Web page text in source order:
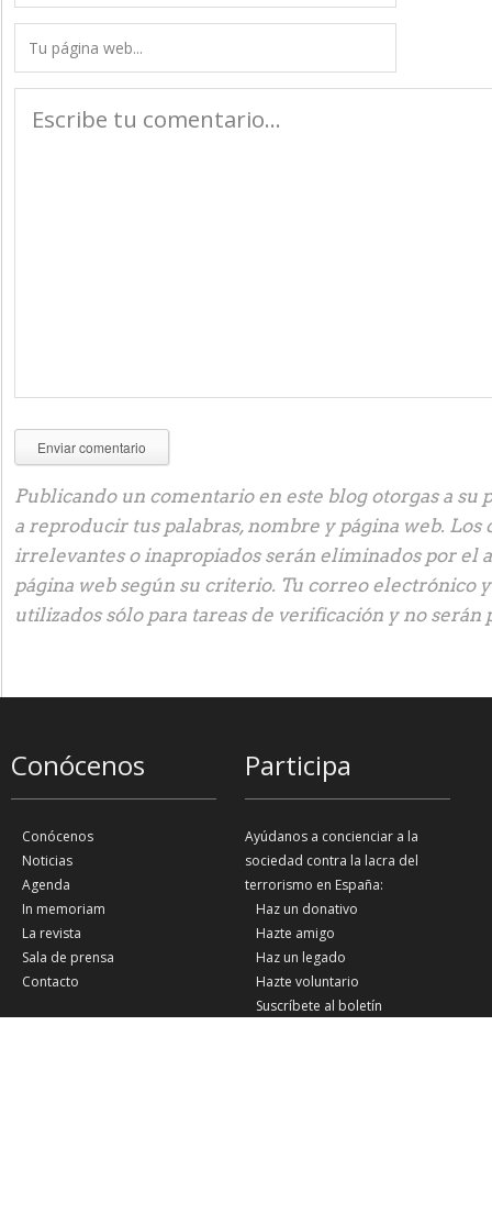
Publicando un comentario en este blog otorgas a su
a reproducir tus palabras, nombre y página web. Los
irrelevantes o inapropiados serán eliminados por el
página web según su criterio. Tu correo electrónico
utilizados sólo para tareas de verificación y no serán
Conócenos
Conócenos
Noticias
Agenda
In memoriam
La revista
Sala de prensa
Contacto
Participa
Ayúdanos a concienciar a la
sociedad contra la lacra del
terrorismo en España:
Haz un donativo
Hazte amigo
Haz un legado
Hazte voluntario
Suscríbete al boletín